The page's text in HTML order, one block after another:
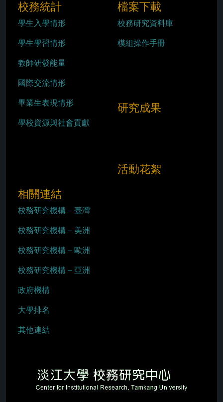
校務統計
學生入學情形
學生學習情形
教師研發能量
國際交流情形
畢業生表現情形
學校資源與社會貢獻
檔案下載
校務研究資料庫
模組操作手冊
研究成果
活動花絮
相關連結
校務研究機構 – 臺灣
校務研究機構 – 美洲
校務研究機構 – 歐洲
校務研究機構 – 亞洲
政府機構
大學排名
其他連結